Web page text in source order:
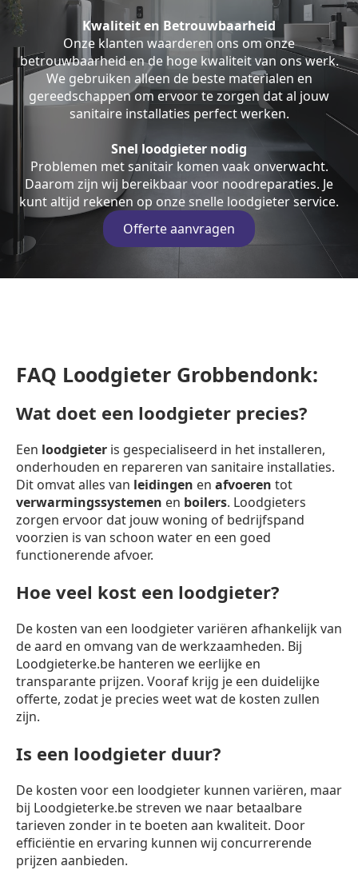
Kwaliteit en Betrouwbaarheid
Onze klanten waarderen ons om onze
betrouwbaarheid en de hoge kwaliteit van ons werk.
We gebruiken alleen de beste materialen en
gereedschappen om ervoor te zorgen dat al jouw
sanitaire installaties perfect werken.
Snel loodgieter nodig
Problemen met sanitair komen vaak onverwacht.
Daarom zijn wij bereikbaar voor noodreparaties. Je
kunt altijd rekenen op onze snelle loodgieter service.
Offerte aanvragen
FAQ Loodgieter Grobbendonk:
Wat doet een loodgieter precies?
Een loodgieter is gespecialiseerd in het installeren,
onderhouden en repareren van sanitaire installaties.
Dit omvat alles van leidingen en afvoeren tot
verwarmingssystemen en boilers. Loodgieters
zorgen ervoor dat jouw woning of bedrijfspand
voorzien is van schoon water en een goed
functionerende afvoer.
Hoe veel kost een loodgieter?
De kosten van een loodgieter variëren afhankelijk van
de aard en omvang van de werkzaamheden. Bij
Loodgieterke.be hanteren we eerlijke en
transparante prijzen. Vooraf krijg je een duidelijke
offerte, zodat je precies weet wat de kosten zullen
zijn.
Is een loodgieter duur?
De kosten voor een loodgieter kunnen variëren, maar
bij Loodgieterke.be streven we naar betaalbare
tarieven zonder in te boeten aan kwaliteit. Door
efficiëntie en ervaring kunnen wij concurrerende
prijzen aanbieden.